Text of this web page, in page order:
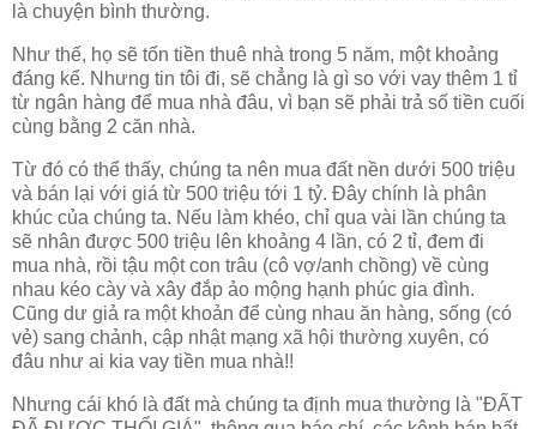
là chuyện bình thường.
Như thế, họ sẽ tốn tiền thuê nhà trong 5 năm, một khoảng
đáng kể. Nhưng tin tôi đi, sẽ chẳng là gì so với vay thêm 1 tỉ
từ ngân hàng để mua nhà đâu, vì bạn sẽ phải trả số tiền cuối
cùng bằng 2 căn nhà.
Từ đó có thể thấy, chúng ta nên mua đất nền dưới 500 triệu
và bán lại với giá từ 500 triệu tới 1 tỷ. Đây chính là phân
khúc của chúng ta. Nếu làm khéo, chỉ qua vài lần chúng ta
sẽ nhân được 500 triệu lên khoảng 4 lần, có 2 tỉ, đem đi
mua nhà, rồi tậu một con trâu (cô vợ/anh chồng) về cùng
nhau kéo cày và xây đắp ảo mộng hạnh phúc gia đình.
Cũng dư giả ra một khoản để cùng nhau ăn hàng, sống (có
vẻ) sang chảnh, cập nhật mạng xã hội thường xuyên, có
đâu như ai kia vay tiền mua nhà!!
Nhưng cái khó là đất mà chúng ta định mua thường là "ĐẤT